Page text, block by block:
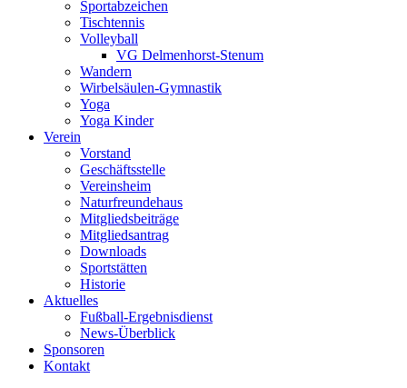
Sportabzeichen
Tischtennis
Volleyball
VG Delmenhorst-Stenum
Wandern
Wirbelsäulen-Gymnastik
Yoga
Yoga Kinder
Verein
Vorstand
Geschäftsstelle
Vereinsheim
Naturfreundehaus
Mitgliedsbeiträge
Mitgliedsantrag
Downloads
Sportstätten
Historie
Aktuelles
Fußball-Ergebnisdienst
News-Überblick
Sponsoren
Kontakt